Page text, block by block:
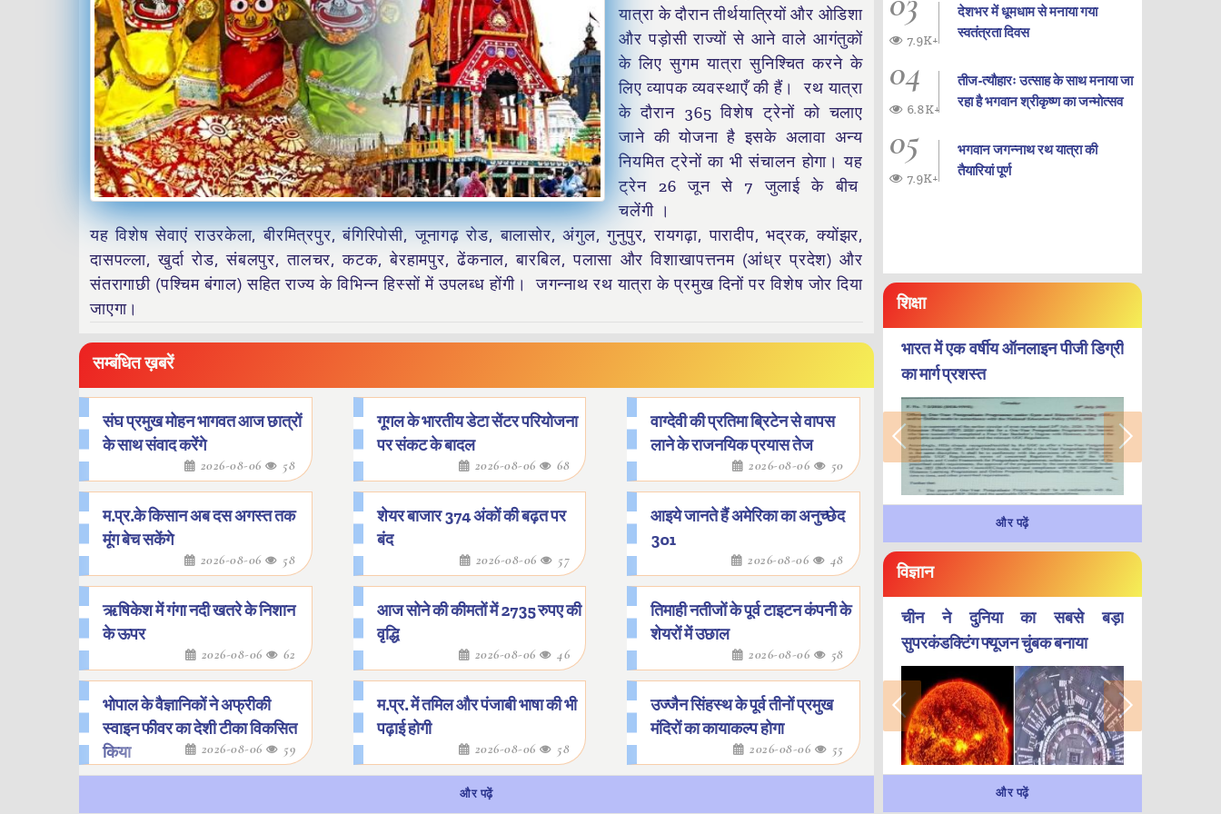
यात्रा के दौरान तीर्थयात्रियों और ओडिशा
और पड़ोसी राज्यों से आने वाले आगंतुकों
के लिए सुगम यात्रा सुनिश्चित करने के
लिए व्यापक व्यवस्थाएँ की हैं। रथ यात्रा
के दौरान 365 विशेष ट्रेनों को चलाए
जाने की योजना है इसके अलावा अन्य
नियमित ट्रेनों का भी संचालन होगा। यह
ट्रेन 26 जून से 7 जुलाई के बीच
चलेंगी ।
यह विशेष सेवाएं राउरकेला, बीरमित्रपुर, बंगिरिपोसी, जूनागढ़ रोड, बालासोर, अंगुल, गुनुपुर, रायगढ़ा, पारादीप, भद्रक, क्योंझर,
दासपल्ला, खुर्दा रोड, संबलपुर, तालचर, कटक, बेरहामपुर, ढेंकनाल, बारबिल, पलासा और विशाखापत्तनम (आंध्र प्रदेश) और
संतरागाछी (पश्चिम बंगाल) सहित राज्य के विभिन्न हिस्सों में उपलब्ध होंगी। जगन्नाथ रथ यात्रा के प्रमुख दिनों पर विशेष जोर दिया
जाएगा।
सम्बंधित ख़बरें
संघ प्रमुख मोहन भागवत आज छात्रों
के साथ संवाद करेंगे
2026-08-06 58
गूगल के भारतीय डेटा सेंटर परियोजना
पर संकट के बादल
2026-08-06 68
वाग्देवी की प्रतिमा ब्रिटेन से वापस
लाने के राजनयिक प्रयास तेज
2026-08-06 50
म.प्र.के किसान अब दस अगस्त तक
मूंग बेच सकेंगे
2026-08-06 58
शेयर बाजार 374 अंकों की बढ़त पर
बंद
2026-08-06 57
आइये जानते हैं अमेरिका का अनुच्छेद
301
2026-08-06 48
ऋषिकेश में गंगा नदी खतरे के निशान
के ऊपर
2026-08-06 62
आज सोने की कीमतों में 2735 रुपए की
वृद्धि
2026-08-06 46
तिमाही नतीजों के पूर्व टाइटन कंपनी के
शेयरों में उछाल
2026-08-06 58
भोपाल के वैज्ञानिकों ने अफ्रीकी
स्वाइन फीवर का देशी टीका विकसित
किया
2026-08-06 59
म.प्र. में तमिल और पंजाबी भाषा की भी
पढ़ाई होगी
2026-08-06 58
उज्जैन सिंहस्थ के पूर्व तीनों प्रमुख
मंदिरों का कायाकल्प होगा
2026-08-06 55
और पढ़ें
देशभर में धूमधाम से मनाया गया
स्वतंत्रता दिवस
7.9K+
04
तीज-त्यौहारः उत्साह के साथ मनाया जा
रहा है भगवान श्रीकृष्ण का जन्‍मोत्‍सव
6.8K+
05
भगवान जगन्नाथ रथ यात्रा की
तैयारियां पूर्ण
7.9K+
शिक्षा
भारत में एक वर्षीय ऑनलाइन पीजी डिग्री
का मार्ग प्रशस्त
और पढ़ें
विज्ञान
चीन ने दुनिया का सबसे बड़ा
सुपरकंडक्टिंग फ्यूजन चुंबक बनाया
और पढ़ें